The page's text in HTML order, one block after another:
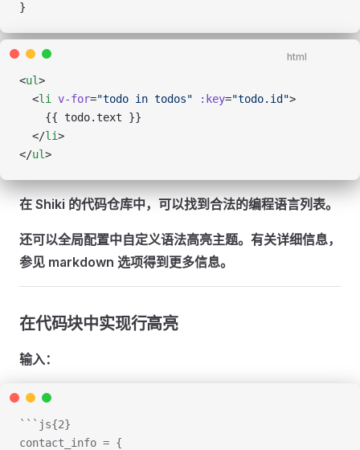
}
html
<ul>
  <
li v-for="todo in todos" :key="todo.id">
    {{ todo.text }}
  </
li>
</ul>
在 Shiki 的代码仓库中，可以找到合法的编程语言列表。
还可以全局配置中自定义语法高亮主题。有关详细信息，
参见 markdown 选项得到更多信息。
在代码块中实现行高亮
输入：
```js{2}
contact_info = {